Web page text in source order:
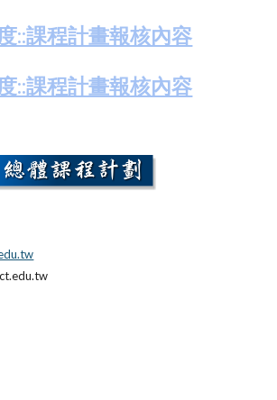
::課程計畫報核內容
::課程計畫報核內容